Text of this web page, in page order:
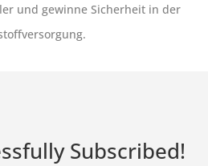
und gewinne Sicherheit in der
Subscribed!